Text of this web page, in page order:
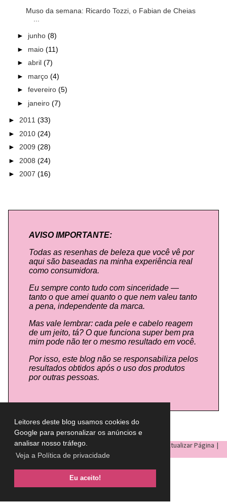
Leitores deste blog usamos cookies do
Google para personalizar os anúncios e
analisar nosso tráfego.
Veja a Política de privacidade
Eu aceito!
Muso da semana: Ricardo Tozzi, o Fabian de Cheias
► junho (8)
► maio (11)
► abril (7)
► março (4)
► fevereiro (5)
► janeiro (7)
► 2011 (33)
► 2010 (24)
► 2009 (28)
► 2008 (24)
► 2007 (16)
AVISO IMPORTANTE:
Todas as resenhas de beleza que você vê por
aqui são baseadas na minha experiência real
como consumidora.
Eu sempre conto tudo com sinceridade —
tanto o que amei quanto o que nem valeu tanto
a pena, independente da marca.
Mas vale lembrar: cada pele e cabelo reagem
de um jeito, tá? O que funciona super bem pra
mim pode não ter o mesmo resultado em você.
Por isso, este blog não se responsabiliza pelos
resultados obtidos após o uso dos produtos
por outras pessoas.
LULU ON THE SKY - Todos os direitos reservados © | Atualizar Página